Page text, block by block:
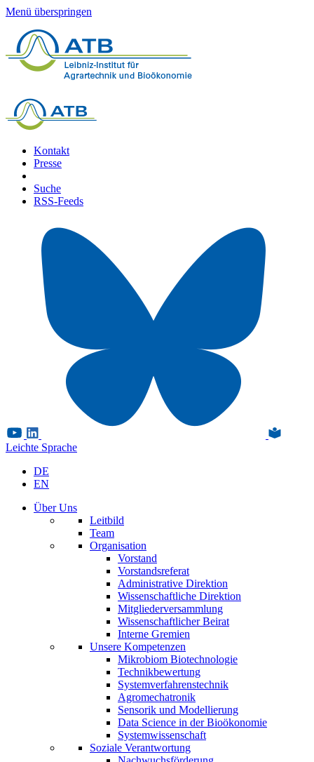
Menü überspringen
Kontakt
Presse
Suche
RSS-Feeds
Leichte Sprache
DE
EN
Über Uns
Leitbild
Team
Organisation
Vorstand
Vorstandsreferat
Administrative Direktion
Wissenschaftliche Direktion
Mitgliederversammlung
Wissenschaftlicher Beirat
Interne Gremien
Unsere Kompetenzen
Mikrobiom Biotechnologie
Technikbewertung
Systemverfahrenstechnik
Agromechatronik
Sensorik und Modellierung
Data Science in der Bioökonomie
Systemwissenschaft
Soziale Verantwortung